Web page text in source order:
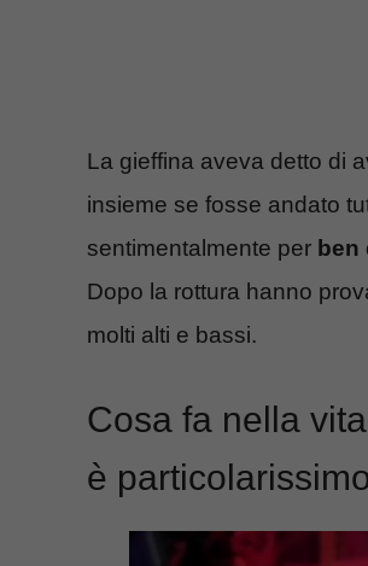
La gieffina aveva detto di
insieme se fosse andato
sentimentalmente per ben
Dopo la rottura hanno
molti alti e bassi.
Cosa fa nella
è